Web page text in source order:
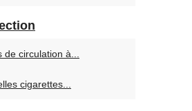
de circulation à...
cigarettes...